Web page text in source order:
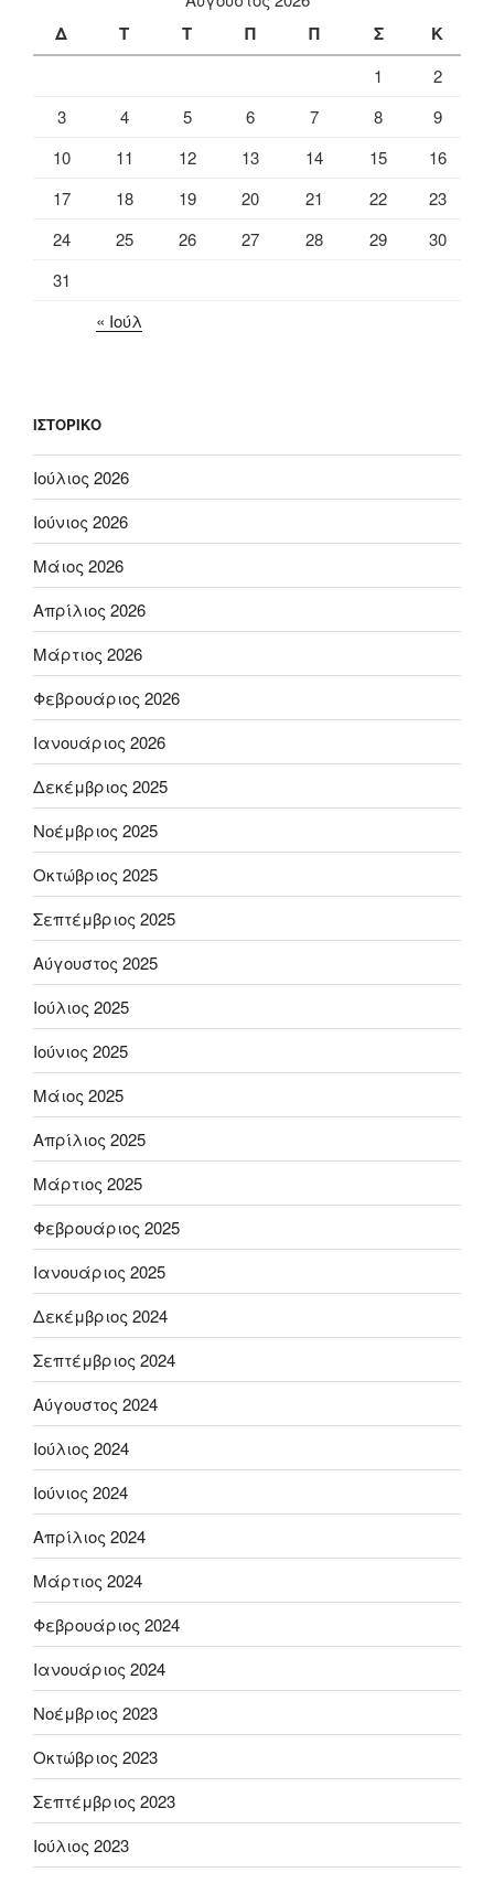
Δ Τ Τ Π Π Σ Κ
1
2
3
4 5 6 7 8
9
10
11 12 13 14 15
16
17
18 19 20 21 22
23
24
25 26 27 28 29
30
31
« Ιούλ
ΙΣΤΟΡΙΚΌ
Ιούλιος 2026
Ιούνιος 2026
Μάιος 2026
Απρίλιος 2026
Μάρτιος 2026
Φεβρουάριος 2026
Ιανουάριος 2026
Δεκέμβριος 2025
Νοέμβριος 2025
Οκτώβριος 2025
Σεπτέμβριος 2025
Αύγουστος 2025
Ιούλιος 2025
Ιούνιος 2025
Μάιος 2025
Απρίλιος 2025
Μάρτιος 2025
Φεβρουάριος 2025
Ιανουάριος 2025
Δεκέμβριος 2024
Σεπτέμβριος 2024
Αύγουστος 2024
Ιούλιος 2024
Ιούνιος 2024
Απρίλιος 2024
Μάρτιος 2024
Φεβρουάριος 2024
Ιανουάριος 2024
Νοέμβριος 2023
Οκτώβριος 2023
Σεπτέμβριος 2023
Ιούλιος 2023